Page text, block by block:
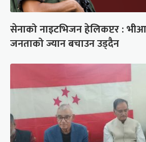
सेनाको नाइटभिजन हेलिकप्टर :
जनताको ज्यान बचाउन उड्दैन